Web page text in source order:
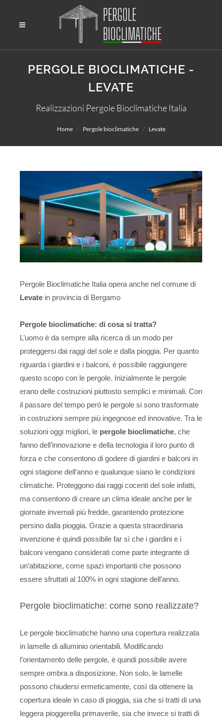
PERGOLE BIOCLIMATICHE -
LEVATE
Realizzazioni Pergole Bioclimatiche Italia
Home Pergole bioclimatiche Levate
Pergole Bioclimatiche Italia opera anche nel comune di
Levate in provincia di Bergamo
Pergole bioclimatiche: di cosa si tratta?
L’uomo è da sempre alla ricerca di un modo per
proteggersi dai raggi del sole e dalla pioggia. Per quanto
riguarda i giardini e i balconi, è possibile raggiungere
questo scopo con le pergole. Inizialmente le pergole
erano delle costruzioni piuttosto semplici e minimali. Con
il passare del tempo però le pergole si sono trasformate
in costruzioni sempre più ingegnose ed innovative. Tra le
soluzioni oggi migliori, le pergole bioclimatiche, che
fanno dell’innovazione e della tecnologia il loro punto di
forza e che consentono di godere di giardini e balconi in
ogni stagione dell’anno e qualunque siano le condizioni
climatiche. Proteggono dai raggi cocenti del sole infatti,
ma consentono di creare un clima ideale anche per le
giornate invernali più fredde, garantendo protezione
persino dalla pioggia. Grazie a questa straordinaria
invenzione è quindi possibile far sì che i giardini e i
balconi vengano considerati come parte integrante di
un’abitazione, come spazi importanti che possono
essere sfruttati al 100% in ogni stagione dell’anno.
Pergole bioclimatiche: come sono realizzate?
Le pergole bioclimatiche hanno una copertura realizzata
in lamelle di alluminio orientabili. Modificando
l’orientamento delle pergole, è quindi possibile avere
sempre ombra a disposizione. Non solo, le lamelle
possono chiudersi ermeticamente, così da ottenere la
copertura ideale in caso di pioggia, sia che si tratti di una
leggera pioggerella primaverile, sia che invece si tratti di